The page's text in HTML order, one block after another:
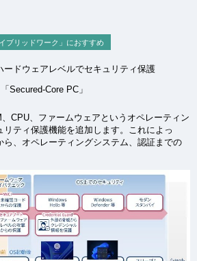
イブリッドワーク」におすすめ
ードウェアレベルでセキュリティ保護
「Secured-Core PC」
CPU、ファームウェアというオペレーティン
ティ保護機能を追加します。これによっ
ら、オペレーティングシステム、認証までの